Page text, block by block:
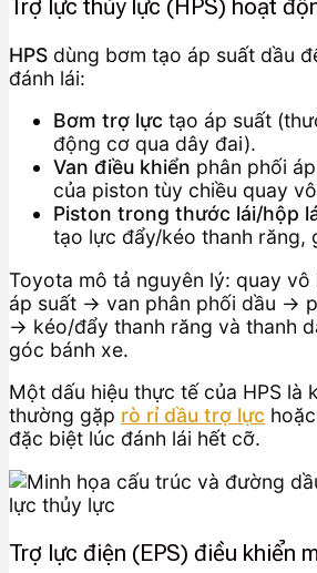
Trợ lực thủy lực (HPS) hoạt
HPS dùng bơm tạo áp suất dầu
đánh lái:
Bơm trợ lực tạo áp suất
động cơ qua dây đai).
Van điều khiển phân phối
của piston tùy chiều quay
Piston trong thước lái/hộp
tạo lực đẩy/kéo thanh răng,
Toyota mô tả nguyên lý: quay
áp suất → van phân phối dầu →
→ kéo/đẩy thanh răng và thanh
góc bánh xe.
Một dấu hiệu thực tế của HPS là
thường gặp rò rỉ dầu trợ lực
đặc biệt lúc đánh lái hết cỡ.
Trợ lực điện (EPS) điều khiển